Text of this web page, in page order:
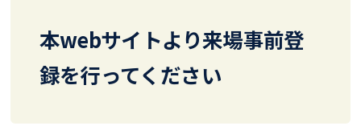
本webサイトより来場事前登
録を行ってください